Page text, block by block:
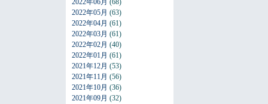
2022年06月 (68)
2022年05月 (63)
2022年04月 (61)
2022年03月 (61)
2022年02月 (40)
2022年01月 (61)
2021年12月 (53)
2021年11月 (56)
2021年10月 (36)
2021年09月 (32)